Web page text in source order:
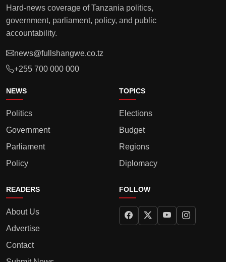
Hard-news coverage of Tanzania politics,
government, parliament, policy, and public
accountability.
news@fullshangwe.co.tz
+255 700 000 000
NEWS
Politics
Government
Parliament
Policy
TOPICS
Elections
Budget
Regions
Diplomacy
READERS
About Us
Advertise
Contact
FOLLOW